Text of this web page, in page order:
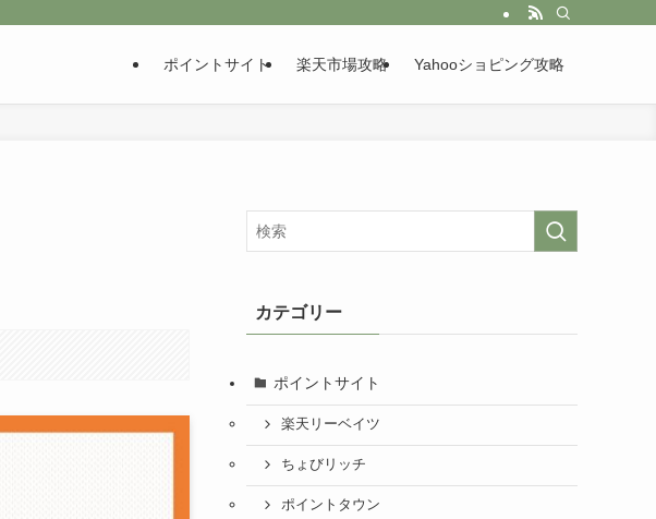
ポイントサイト 楽天市場攻略 Yahooショピング攻略
カテゴリー
ポイントサイト
楽天リーベイツ
ちょびリッチ
ポイントタウン